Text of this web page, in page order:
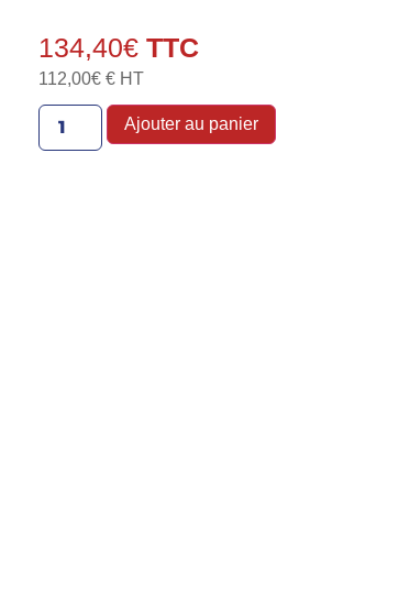
134,40€
112,00€€ HT
Ajouter au panier